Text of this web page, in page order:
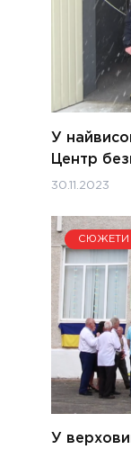
У
Центр
30.11.2023
СЮЖЕТИ
У